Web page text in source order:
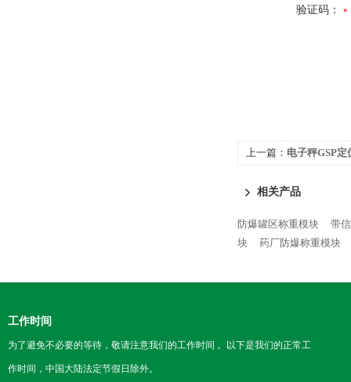
验证码：
上一篇： 电子秤GSP定
相关产品
防爆罐区称重模块
带
块
药厂防爆称重模块
工作时间
为了避免不必要的等待，敬请注意我们的工作时间 。以下是我们的正常工
作时间，中国大陆法定节假日除外。